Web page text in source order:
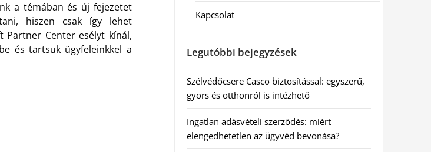
a témában és új fejezetet
hiszen csak így lehet
Partner Center esélyt kínál,
és tartsuk ügyfeleinkkel a
Kapcsolat
Legutóbbi bejegyzések
Szélvédőcsere Casco biztosítással: egyszerű,
gyors és otthonról is intézhető
Ingatlan adásvételi szerződés: miért
elengedhetetlen az ügyvéd bevonása?